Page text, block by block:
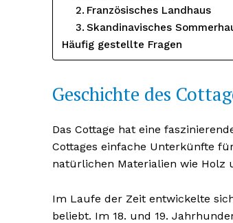
Französisches Landhaus
Skandinavisches
Häufig gestellte Fragen
Geschichte des
Das Cottage hat eine
Cottages einfache Unterkünfte
natürlichen Materialien wie Holz
Im Laufe der Zeit entwickelte
beliebt. Im 18. und 19.